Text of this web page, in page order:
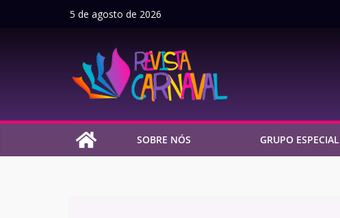
5 de agosto de 2026
SOBRE NÓS GRUPO ESPECIAL